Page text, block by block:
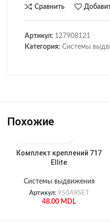
Сравнить
Артикул: 127908121
Категория: Системы
Похожие
Комплект креплений 717
Ellite
Системы выдвижения
Артикул: 950ARSET
48.00 MDL